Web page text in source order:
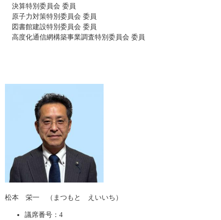
決算特別委員会 委員
原子力対策特別委員会 委員
図書館建設特別委員会 委員
高度化通信網構築事業調査特別委員会 委員
松本 栄一 （まつもと えいいち）
議席番号：4